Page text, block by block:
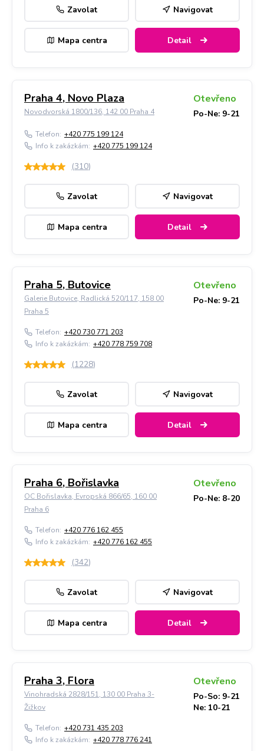
Zavolat Navigovat
Mapa centra Detail
Praha 4, Novo Plaza
Novodvorská 1800/136, 142 00 Praha 4
Otevřeno
Po-Ne: 9-21
Telefon: +420 775 199 124
Info k zakázkám: +420 775 199 124
(310)
Zavolat Navigovat
Mapa centra Detail
Praha 5, Butovice
Galerie Butovice, Radlická 520/117, 158 00
Praha 5
Otevřeno
Po-Ne: 9-21
Telefon: +420 730 771 203
Info k zakázkám: +420 778 759 708
(1228)
Zavolat Navigovat
Mapa centra Detail
Praha 6, Bořislavka
OC Bořislavka, Evropská 866/65, 160 00
Praha 6
Otevřeno
Po-Ne: 8-20
Telefon: +420 776 162 455
Info k zakázkám: +420 776 162 455
(342)
Zavolat Navigovat
Mapa centra Detail
Praha 3, Flora
Vinohradská 2828/151, 130 00 Praha 3-
Žižkov
Otevřeno
Po-So: 9-21
Ne: 10-21
Telefon: +420 731 435 203
Info k zakázkám: +420 778 776 241